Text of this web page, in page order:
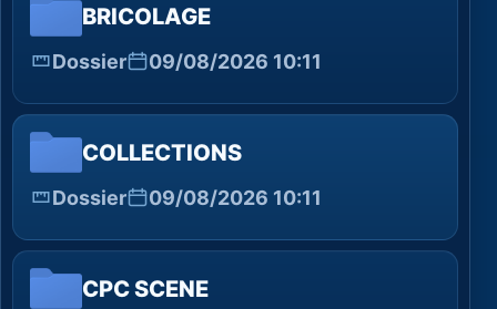
BRICOLAGE
Dossier 09/08/2026 10:11
COLLECTIONS
Dossier 09/08/2026 10:11
CPC SCENE